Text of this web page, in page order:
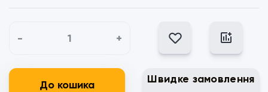
- +
До кошика Швидке замовлення